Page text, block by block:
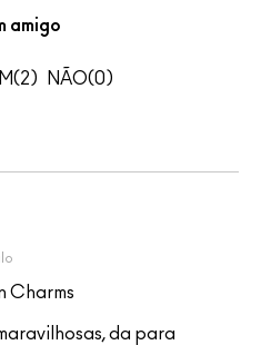
amigo
2 0
Charms
da para